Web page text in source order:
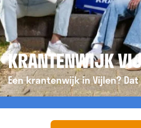
KRANTENWIJK
Een krantenwijk in Vijlen?